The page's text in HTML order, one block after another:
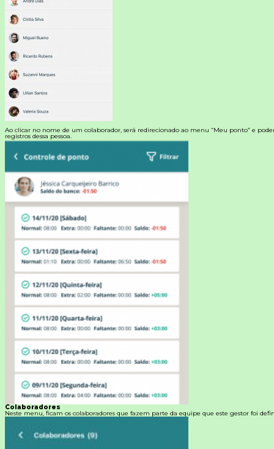
Ao clicar no nome de um colaborador, será redirecionado ao menu “Meu ponto” e
registros dessa pessoa.
Colaboradores
Neste menu, ficam os colaboradores que fazem parte da equipe que este gestor foi